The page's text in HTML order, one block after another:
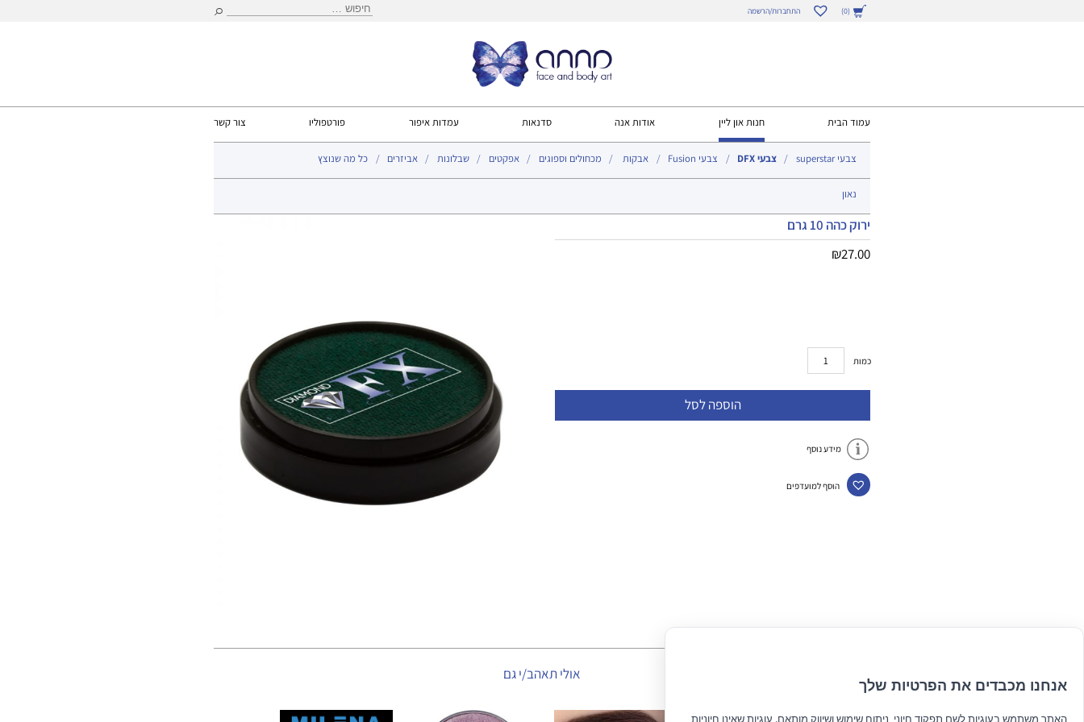
(0) התחברות/הרשמה חיפוש:
עמוד הבית חנות און ליין
צבעי superstar צבעי DFX צבעי Fusion אבקות
נאון
מכחולים וספוגים אפקטים שבלונות אביזרים כל מה שנוצץ
אודות אנה סדנאות עמדות איפור פורטפוליו צור קשר
ירוק כהה 10 גרם
₪27.00
כמות
הוספה לסל
מידע נוסף
הוסף למועדפים
אולי תאהב/י גם
אנחנו מכבדים את הפרטיות שלך
האתר משתמש בעוגיות לשם תפקוד חיוני, ניתוח שימוש ושיווק מותאם. עוגיות שאינן חיוניות